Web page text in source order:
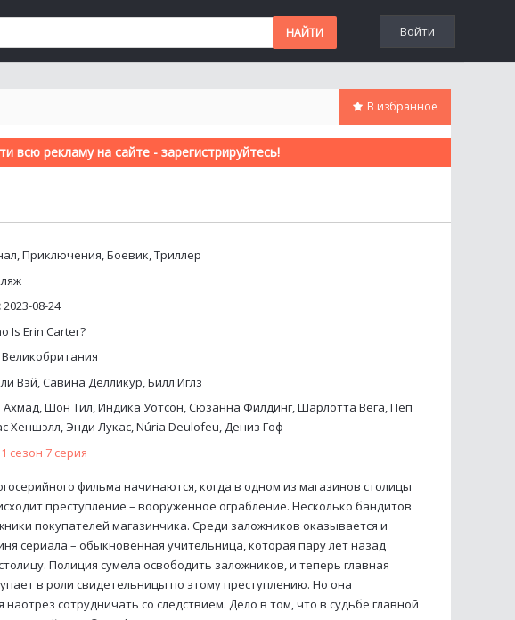
Войти
В избранное
всю рекламу на сайте - зарегистрируйтесь!
Приключения, Боевик, Триллер
2023-08-24
Is Erin Carter?
Вэй, Савина Делликур, Билл Иглз
Ахмад, Шон Тил, Индика Уотсон, Сюзанна Филдинг, Шарлотта Вега, Пеп
Хеншэлл, Энди Лукас, Núria Deulofeu, Дениз Гоф
1 сезон 7 серия
фильма начинаются, когда в одном из магазинов столицы
преступление – вооруженное ограбление. Несколько бандитов
покупателей магазинчика. Среди заложников оказывается и
сериала – обыкновенная учительница, которая пару лет назад
Полиция сумела освободить заложников, и теперь главная
в роли свидетельницы по этому преступлению. Но она
наотрез сотрудничать со следствием. Дело в том, что в судьбе главной